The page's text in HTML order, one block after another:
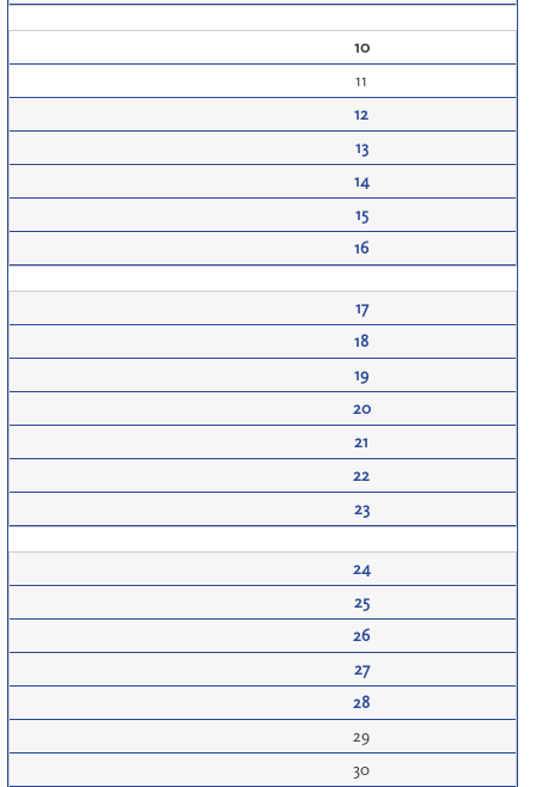
10
11
12
13
14
15
16
17
18
19
20
21
22
23
24
25
26
27
28
29
30